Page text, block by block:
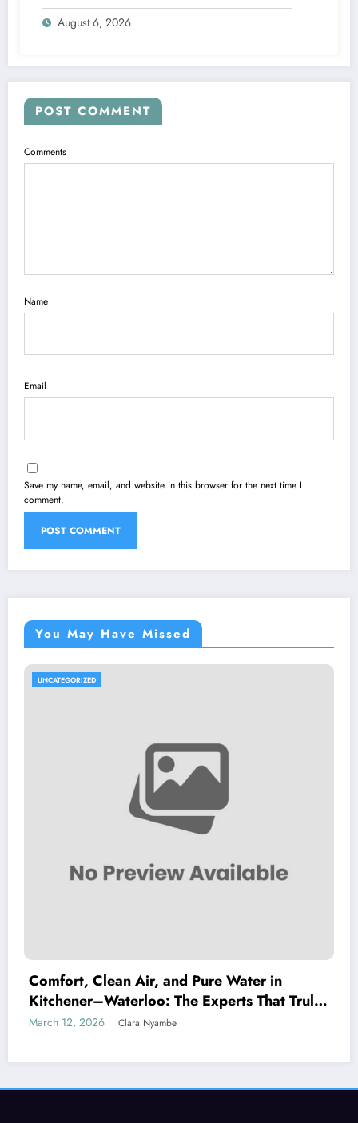
August 6, 2026
POST COMMENT
Comments
Name
Email
Save my name, email, and website in this browser for the next time I
comment.
You May Have Missed
UNCATEGORIZED
Comfort, Clean Air, and Pure Water in
Kitchener–Waterloo: The Experts That Truly
Care
March 12, 2026 Clara Nyambe